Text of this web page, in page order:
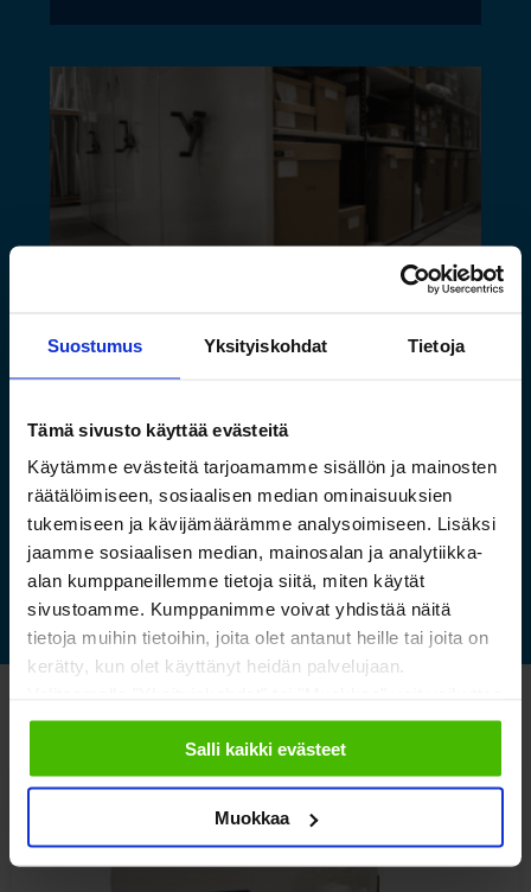
Suostumus Yksityiskohdat Tietoja
Tämä sivusto käyttää evästeitä
Käytämme evästeitä tarjoamamme sisällön ja mainosten
räätälöimiseen, sosiaalisen median ominaisuuksien
tukemiseen ja kävijämäärämme analysoimiseen. Lisäksi
jaamme sosiaalisen median, mainosalan ja analytiikka-
alan kumppaneillemme tietoja siitä, miten käytät
sivustoamme. Kumppanimme voivat yhdistää näitä
tietoja muihin tietoihin, joita olet antanut heille tai joita on
kerätty, kun olet käyttänyt heidän palvelujaan.
sallimiisi evästeisiin.
Salli kaikki evästeet
Muokkaa
Saamelaismuseon ja
sopivat ilmastoidut ja
kestävät säilytysratkaisut
Lue lisää »
Katso myös nämä